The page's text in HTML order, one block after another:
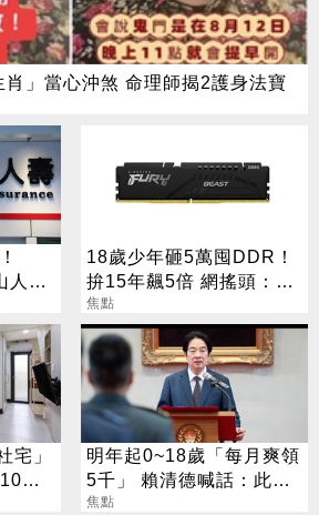
肖」當心沖煞 命理師揭2護身法寶
人
18歲少年砸5萬囤DDR！
拚15年飆5倍 網搖頭：會
報廢
焦點
宅」
起
明年起0~18歲「每月爽領
5千」 賴清德喊話：此時
不生待何時
焦點